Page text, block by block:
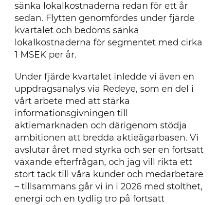
sänka lokalkostnaderna redan för ett år
sedan. Flytten genomfördes under fjärde
kvartalet och bedöms sänka
lokalkostnaderna för segmentet med cirka
1 MSEK per år.
Under fjärde kvartalet inledde vi även en
uppdragsanalys via Redeye, som en del i
vårt arbete med att stärka
informationsgivningen till
aktiemarknaden och därigenom stödja
ambitionen att bredda aktieägarbasen. Vi
avslutar året med styrka och ser en fortsatt
växande efterfrågan, och jag vill rikta ett
stort tack till våra kunder och medarbetare
– tillsammans går vi in i 2026 med stolthet,
energi och en tydlig tro på fortsatt